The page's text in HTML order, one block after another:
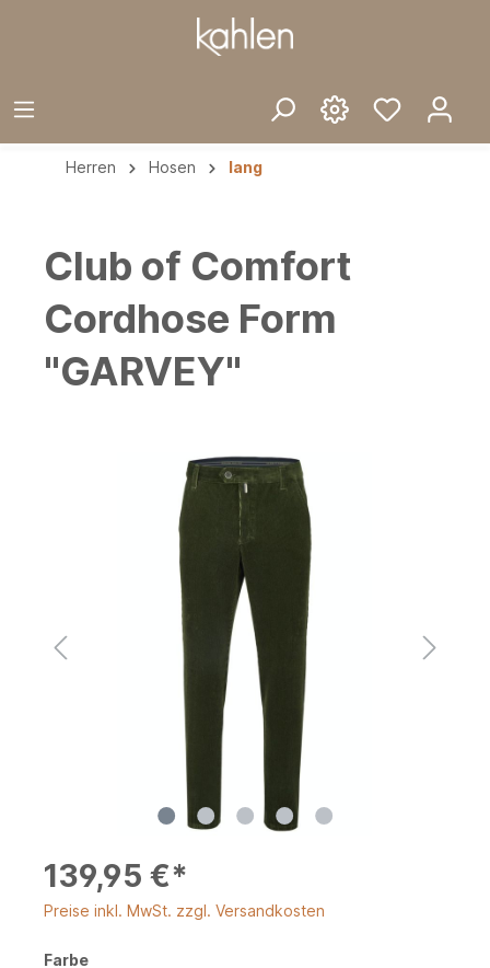
Herren Hosen lang
Club of Comfort
Cordhose Form
"GARVEY"
139,95 €*
Preise inkl. MwSt. zzgl. Versandkosten
Farbe